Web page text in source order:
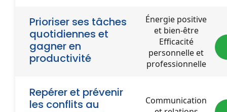
Prioriser ses tâches
quotidiennes et
gagner en
productivité
Énergie positive
et bien-être
Efficacité
personnelle et
professionnelle
Repérer et prévenir
les conflits au
Communication